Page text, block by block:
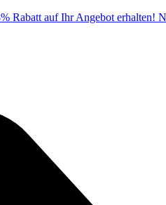
Rabatt auf Ihr Angebot erhalten!